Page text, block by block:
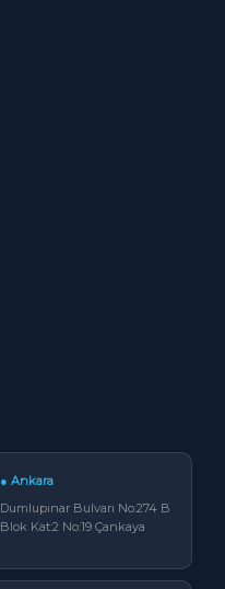
● Ankara
Dumlupınar Bulvarı No:274 B
Blok Kat:2 No:19 Çankaya